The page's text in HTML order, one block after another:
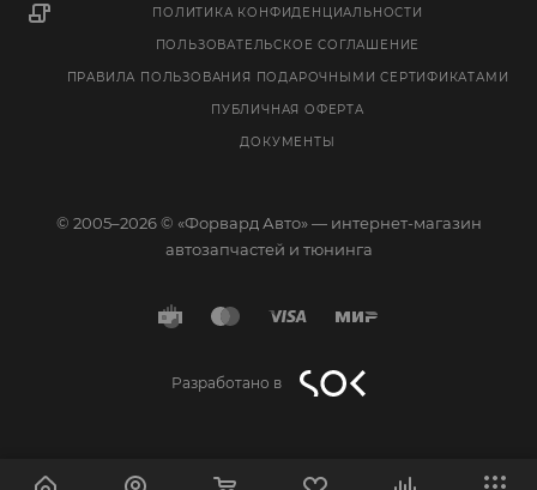
ПОЛИТИКА КОНФИДЕНЦИАЛЬНОСТИ
ПОЛЬЗОВАТЕЛЬСКОЕ СОГЛАШЕНИЕ
ПРАВИЛА ПОЛЬЗОВАНИЯ ПОДАРОЧНЫМИ СЕРТИФИКАТАМИ
ПУБЛИЧНАЯ ОФЕРТА
ДОКУМЕНТЫ
© 2005–2026 © «Форвард Авто» — интернет-магазин
автозапчастей и тюнинга
Разработано в